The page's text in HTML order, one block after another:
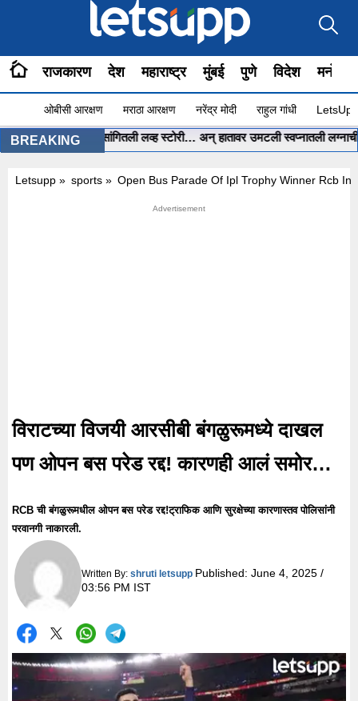
राजकारण देश महाराष्ट्र मुंबई पुणे विदेश
ओबीसी आरक्षण मराठा आरक्षण नरेंद्र मोदी राहुल गांधी
BREAKING
ChatGPT ला सांगितली लव्ह स्टोरी… अन् हातावर उमटली स्वप्नातली लग्नाची
Letsupp » sports » Open Bus Parade Of Ipl Trophy Winner Rcb
विराटच्या विजयी आरसीबी बंगळुरूमध्ये दाखल
पण ओपन बस परेड रद्द! कारणही आलं समोर…
RCB ची बंगळुरूमधील ओपन बस परेड रद्द!ट्राफिक आणि सुरक्षेच्या कारणास्तव पोलिसांनी
परवानगी नाकारली.
Written By:shruti letsupp Published:June 4, 2025 /
03:56 PM IST